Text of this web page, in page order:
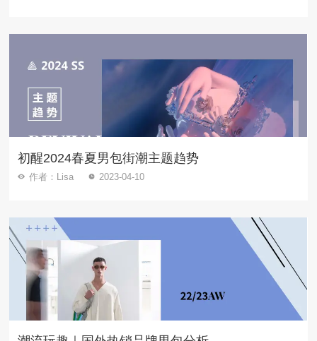
初醒2024春夏男包街潮主题趋势
作者：Lisa 2023-04-10